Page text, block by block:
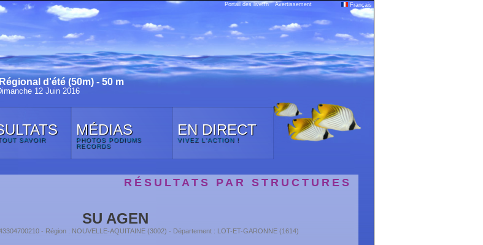
Portail des liveffn Avertissement Français
d'été (50m) - 50 m
12 Juin 2016
SAVOIR
MÉDIAS
PHOTOS PODIUMS
RECORDS
EN DIRECT
VIVEZ L'ACTION !
RÉSULTATS PAR STRUCTURES
SU AGEN
- Région : NOUVELLE-AQUITAINE (3002) - Département : LOT-ET-GARONNE (1614)